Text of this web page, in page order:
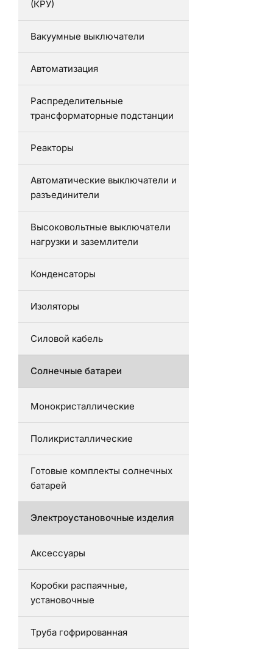
(КРУ)
Вакуумные выключатели
Автоматизация
Распределительные
трансформаторные подстанции
Реакторы
Автоматические выключатели и
разъединители
Высоковольтные выключатели
нагрузки и заземлители
Конденсаторы
Изоляторы
Силовой кабель
Солнечные батареи
Монокристаллические
Поликристаллические
Готовые комплекты солнечных
батарей
Электроустановочные изделия
Аксессуары
Коробки распаячные,
установочные
Труба гофрированная